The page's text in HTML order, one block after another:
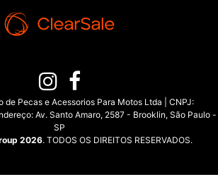
de Pecas e Acessorios Para Motos Ltda | CNPJ:
Av. Santo Amaro, 2587 - Brooklin, São Paulo -
SP
2026. TODOS OS DIREITOS RESERVADOS.